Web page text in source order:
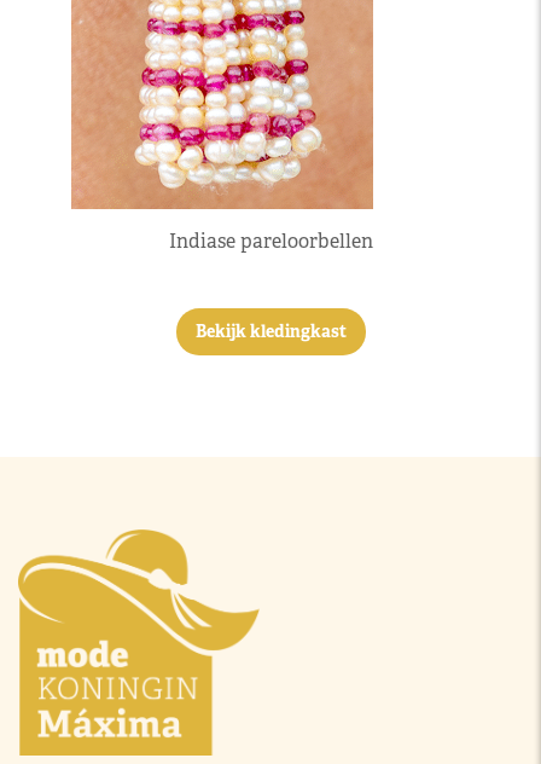
Indiase pareloorbellen
Bekijk kledingkast